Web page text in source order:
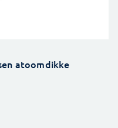
atoomdikke